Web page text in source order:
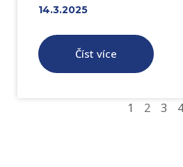
14.3.2025
Číst více
1 2 3